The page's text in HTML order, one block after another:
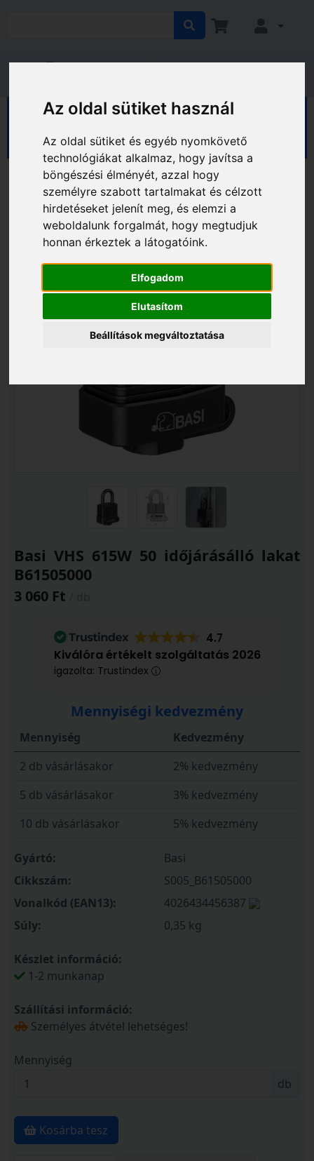
Az oldal sütiket használ
Az oldal sütiket és egyéb nyomkövető
technológiákat alkalmaz, hogy javítsa a
böngészési élményét, azzal hogy
személyre szabott tartalmakat és célzott
hirdetéseket jelenít meg, és elemzi a
weboldalunk forgalmát, hogy megtudjuk
honnan érkeztek a látogatóink.
Elfogadom
Elutasítom
Beállítások megváltoztatása
HÁZ KERT HOBBY Ház
Kaputechnika
Lakatok pántok
Basi VHS 615W 50 időjárásálló lakat
B61505000
3 060 Ft
4.7
Kiválóra értékelt szolgáltatás 2026
igazolta: Trustindex
Mennyiségi kedvezmény
Mennyiség
Kedvezmény
2 db vásárlásakor
2% kedvezmény
5 db vásárlásakor
3% kedvezmény
10 db vásárlásakor
5% kedvezmény
Gyártó:
Basi
Cikkszám:
S005_B61505000
Vonalkód (EAN13):
4026434456387
Súly:
0,35 kg
Készlet információ:
1-2 munkanap
Szállítási információ:
Személyes átvétel lehetséges!
Mennyiség
db
Kosárba tesz